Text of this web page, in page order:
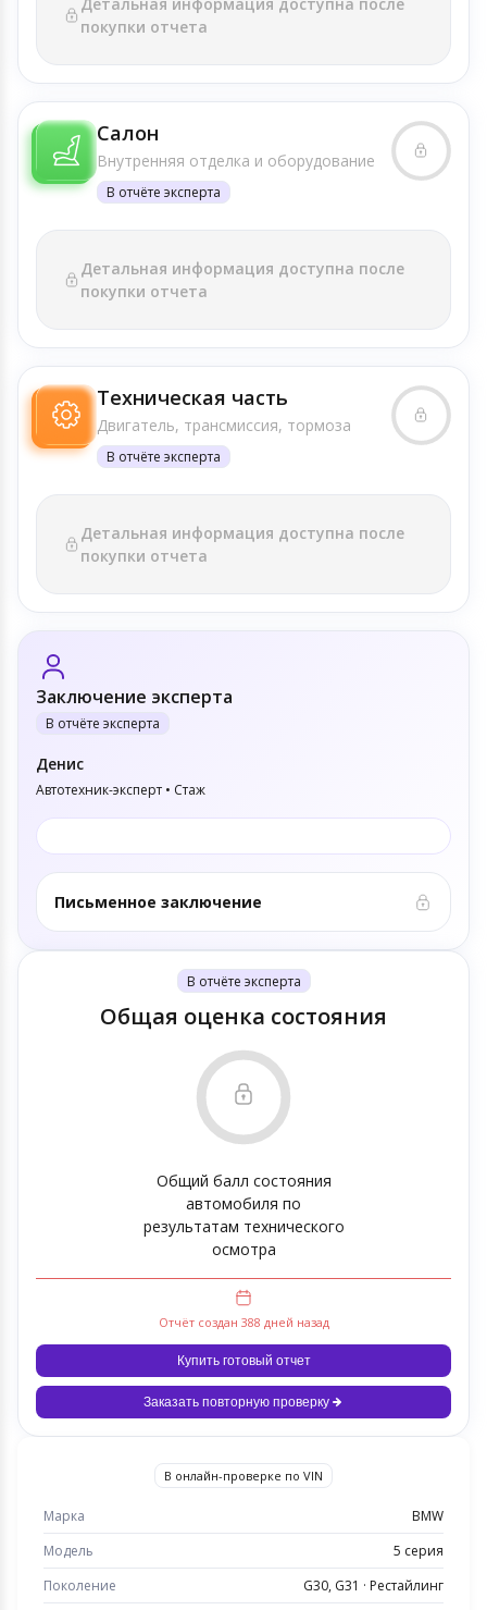
покупки отчета
Салон
Внутренняя отделка и оборудование
В отчёте эксперта
Детальная информация доступна после
покупки отчета
Техническая часть
Двигатель, трансмиссия, тормоза
В отчёте эксперта
Детальная информация доступна после
покупки отчета
Заключение эксперта
В отчёте эксперта
Денис
Автотехник-эксперт • Стаж
Письменное заключение
В отчёте эксперта
Общая оценка состояния
Общий балл состояния
автомобиля по
результатам технического
осмотра
Отчёт создан 388 дней назад
Купить готовый отчет
Заказать повторную проверку
В онлайн-проверке по VIN
Марка
BMW
Модель
5 серия
Поколение
G30, G31 · Рестайлинг